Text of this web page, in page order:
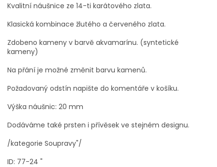
Kvalitní náušnice ze 14-ti karátového zlata.
Klasická kombinace žlutého a červeného zlata.
Zdobeno kameny v barvě akvamarínu. (syntetické
kameny)
Na přání je možné změnit barvu kamenů.
Požadovaný odstín napište do komentáře v košíku.
Výška náušnic: 20 mm
Dodáváme také prsten i přívěsek ve stejném designu.
/kategorie Soupravy"/
ID: 77-24 "